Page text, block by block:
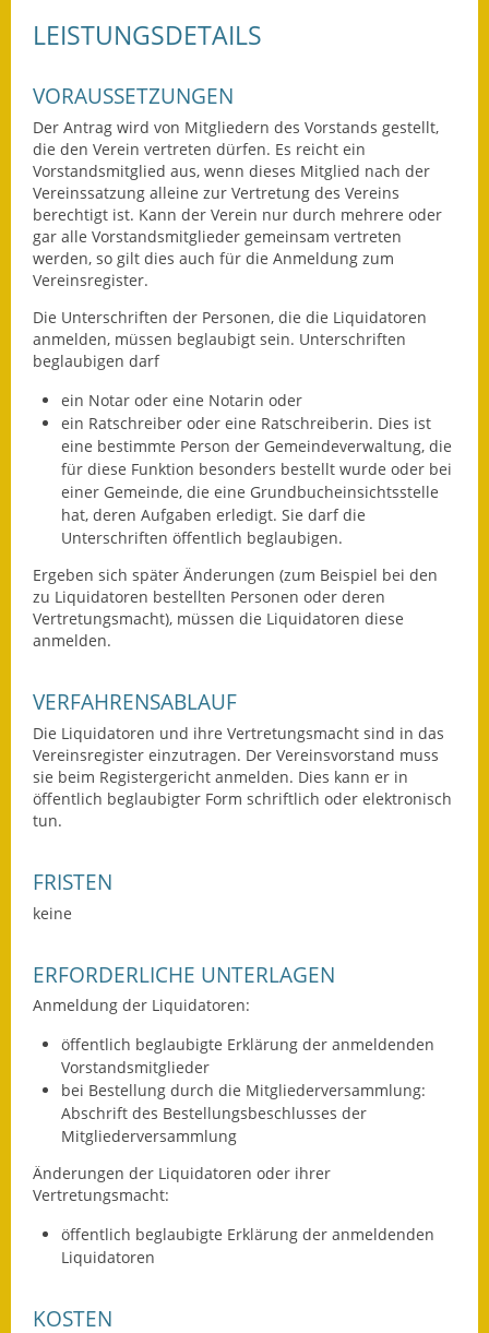
Fundbehörde
Sitzungsberichte 2015
Sitzungsberichte 2016
Sitzungsberichte 2017
Sitzungsberichte 2018
Sitzungsberichte 2019
Gemeindeverwaltung
Haushalt & Finanzen
Eröffnungsbilanz
Abwassergebühr
Grundsteuerreform
Wasserversorgung
Wahlen
Was erledige ich wo?
Leben
Bauwasser/Wasser/Abwasser
LEISTUNGSDETAILS
VORAUSSETZUNGEN
Der Antrag wird von Mitgliedern des Vorstands gestellt,
die den Verein vertreten dürfen. Es reicht ein
Vorstandsmitglied aus, wenn dieses Mitglied nach der
Vereinssatzung alleine zur Vertretung des Vereins
berechtigt ist. Kann der Verein nur durch mehrere oder
gar alle Vorstandsmitglieder gemeinsam vertreten
werden, so gilt dies auch für die Anmeldung zum
Vereinsregister.
Die Unterschriften der Personen, die die Liquidatoren
anmelden, müssen beglaubigt sein. Unterschriften
beglaubigen darf
ein Notar oder eine Notarin oder
ein Ratschreiber oder eine Ratschreiberin. Dies ist
eine bestimmte Person der Gemeindeverwaltung, die
für diese Funktion besonders bestellt wurde oder bei
einer Gemeinde, die eine Grundbucheinsichtsstelle
hat, deren Aufgaben erledigt. Sie darf die
Unterschriften öffentlich beglaubigen.
Ergeben sich später Änderungen (zum Beispiel bei den
zu Liquidatoren bestellten Personen oder deren
Vertretungsmacht), müssen die Liquidatoren diese
anmelden.
VERFAHRENSABLAUF
Die Liquidatoren und ihre Vertretungsmacht sind in das
Vereinsregister einzutragen. Der Vereinsvorstand muss
sie beim Registergericht anmelden. Dies kann er in
öffentlich beglaubigter Form schriftlich oder elektronisch
tun.
FRISTEN
keine
ERFORDERLICHE UNTERLAGEN
Anmeldung der Liquidatoren:
öffentlich beglaubigte Erklärung der anmeldenden
Vorstandsmitglieder
bei Bestellung durch die Mitgliederversammlung:
Abschrift des Bestellungsbeschlusses der
Mitgliederversammlung
Änderungen der Liquidatoren oder ihrer
Vertretungsmacht:
öffentlich beglaubigte Erklärung der anmeldenden
Liquidatoren
KOSTEN